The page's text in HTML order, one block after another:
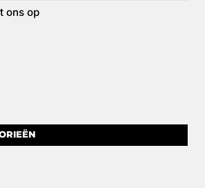
ons op